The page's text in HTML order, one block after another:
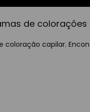
de colorações
capilar.